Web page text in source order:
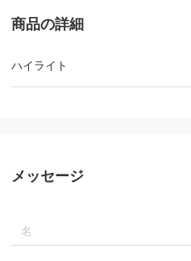
商品の詳細
ハイライト
メッセージ